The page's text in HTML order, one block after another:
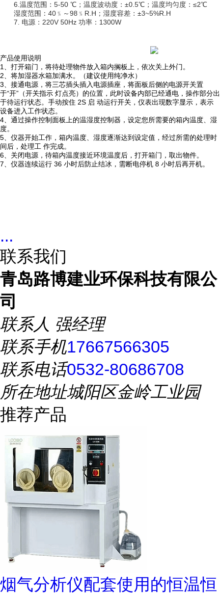
6.温度范围：5-50 ℃；温度波动度：±0.5℃；温度均匀度：≤2℃
湿度范围：40﹪～98﹪R.H；湿度容差：±3~5%R.H
7. 电源：220V 50Hz 功率：1300W
产品使用说明
1、打开箱门，将待处理物件放入箱内搁板上，依次关上外门。
2、将加湿器水箱加满水。（建议使用纯净水）
3、接通电源，将三芯插头插入电源插座，将面板后侧的电源开关置
于“开”（开关指示 灯点亮）的位置，此时设备内部已经通电，操作部分出
于待运行状态。手动按住 2S 启 动运行开关，仪表出现数字显示，表示
设备进入工作状态。
4、通过操作控制面板上的温湿度控制器，设定您所需要的箱内温度、湿
度。
5、仪器开始工作，箱内温度、湿度逐渐达到设定值，经过所需的处理时
间后，处理工 作完成。
6、关闭电源，待箱内温度接近环境温度后，打开箱门，取出物件。
7、仪器连续运行 36 小时后防止结冰，需断电停机 8 小时后再开机。
...
联系我们
青岛路博建业环保科技有限公
司
联系人 强经理
联系手机17667566305
联系电话0532-80686708
所在地址城阳区金岭工业园
推荐产品
烟气分析仪配套使用的恒温恒